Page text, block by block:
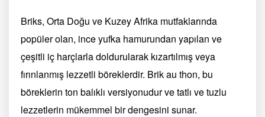
Briks, Orta Doğu ve Kuzey Afrika mutfaklarında
popüler olan, ince yufka hamurundan yapılan ve
çeşitli iç harçlarla doldurularak kızartılmış veya
fırınlanmış lezzetli böreklerdir. Brik au thon, bu
böreklerin ton balıklı versiyonudur ve tatlı ve tuzlu
lezzetlerin mükemmel bir dengesini sunar.